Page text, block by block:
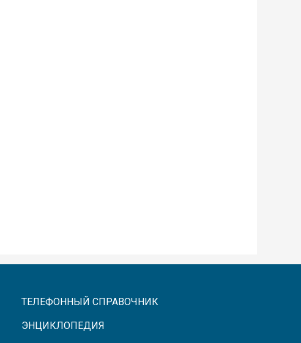
ТЕЛЕФОННЫЙ СПРАВОЧНИК
ЭНЦИКЛОПЕДИЯ